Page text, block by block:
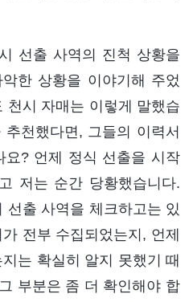
선출 사역의 진척 상황을
한 상황을 이야기해 주었
천시 자매는 이렇게 말했습
천했다면, 그들의 이력서
요? 언제 정식 선출을 시작
저는 순간 당황했습니다.
선출 사역을 체크하고는 있
전부 수집되었는지, 언제
는 확실히 알지 못했기 때
부분은 좀 더 확인해야 합